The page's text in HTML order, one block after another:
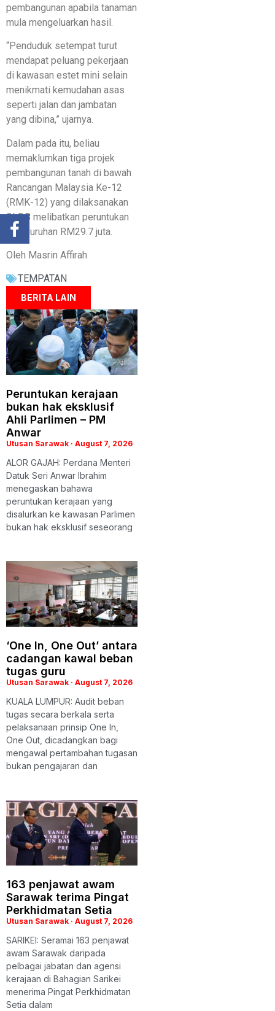
pembangunan apabila tanaman
mula mengeluarkan hasil.
“Penduduk setempat turut
mendapat peluang pekerjaan
di kawasan estet mini selain
menikmati kemudahan asas
seperti jalan dan jambatan
yang dibina,” ujarnya.
Dalam pada itu, beliau
memaklumkan tiga projek
pembangunan tanah di bawah
Rancangan Malaysia Ke-12
(RMK-12) yang dilaksanakan
SLDB melibatkan peruntukan
keseluruhan RM29.7 juta.
Oleh Masrin Affirah
TEMPATAN
BERITA LAIN
Peruntukan kerajaan
bukan hak eksklusif
Ahli Parlimen – PM
Anwar
Utusan Sarawak August 7, 2026
ALOR GAJAH: Perdana Menteri
Datuk Seri Anwar Ibrahim
menegaskan bahawa
peruntukan kerajaan yang
disalurkan ke kawasan Parlimen
bukan hak eksklusif seseorang
‘One In, One Out’ antara
cadangan kawal beban
tugas guru
Utusan Sarawak August 7, 2026
KUALA LUMPUR: Audit beban
tugas secara berkala serta
pelaksanaan prinsip One In,
One Out, dicadangkan bagi
mengawal pertambahan tugasan
bukan pengajaran dan
163 penjawat awam
Sarawak terima Pingat
Perkhidmatan Setia
Utusan Sarawak August 7, 2026
SARIKEI: Seramai 163 penjawat
awam Sarawak daripada
pelbagai jabatan dan agensi
kerajaan di Bahagian Sarikei
menerima Pingat Perkhidmatan
Setia dalam